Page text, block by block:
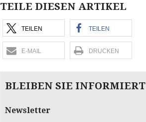
TEILE DIESEN ARTIKEL
TEILEN TEILEN
E-MAIL DRUCKEN
BLEIBEN SIE INFORMIERT
Newsletter